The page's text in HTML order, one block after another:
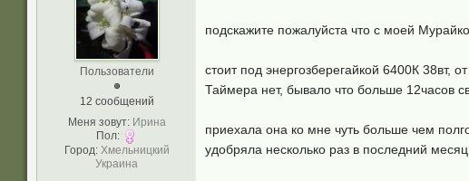
Пользователи
12 сообщений
Меня зовут: Ирина
Пол:
Город: Хмельницкий
Украина
подскажите пожалуйста что с моей
стоит под энергозберегайкой 6400К 38вт,
Таймера нет, бывало что больше 12часов
приехала она ко мне чуть больше чем
удобряла несколько раз в последний